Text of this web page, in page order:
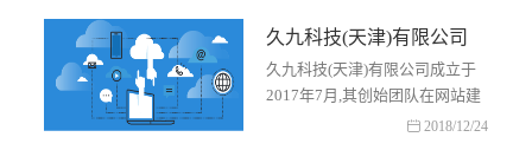
久九科技(天津)有限公司
久九科技(天津)有限公司成立于
2017年7月,其创始团队在网站建
设及软件开发领域有长达十余年
 2018/12/24